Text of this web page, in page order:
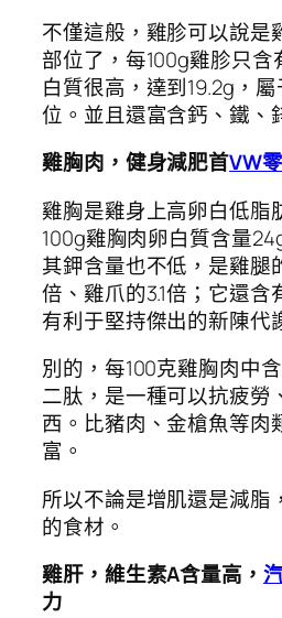
不僅這般，雞胗可以說是
部位了，每100g雞胗只含
白質很高，達到19.2g，
位。並且還富含鈣、鐵、
雞胸肉，健身減肥首VW
雞胸是雞身上高卵白低脂
100g雞胸肉卵白質含量
其鉀含量也不低，是雞腿
倍、雞爪的3.1倍；它還含
有利于堅持傑出的新陳代
別的，每100克雞胸肉中
二肽，是一種可以抗疲勞
西。比豬肉、金槍魚等肉
富。
所以不論是增肌還是減脂
的食材。
雞肝，維生素A含量高，
力